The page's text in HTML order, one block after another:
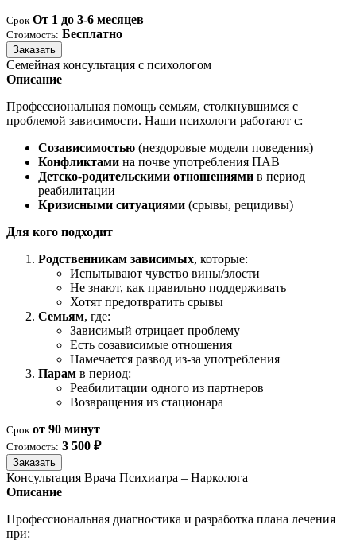
Срок От 1 до 3-6 месяцев
Стоимость: Бесплатно
Заказать
Семейная консультация с психологом
Описание
Профессиональная помощь семьям, столкнувшимся с
проблемой зависимости. Наши психологи работают с:
Созависимостью (нездоровые модели поведения)
Конфликтами на почве употребления ПАВ
Детско-родительскими отношениями в период
реабилитации
Кризисными ситуациями (срывы, рецидивы)
Для кого подходит
Родственникам зависимых, которые:
Испытывают чувство вины/злости
Не знают, как правильно поддерживать
Хотят предотвратить срывы
Семьям, где:
Зависимый отрицает проблему
Есть созависимые отношения
Намечается развод из-за употребления
Парам в период:
Реабилитации одного из партнеров
Возвращения из стационара
Срок от 90 минут
Стоимость: 3 500 ₽
Заказать
Консультация Врача Психиатра – Нарколога
Описание
Профессиональная диагностика и разработка плана лечения
при: